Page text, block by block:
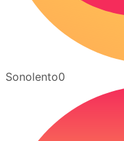
Sonolento0